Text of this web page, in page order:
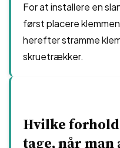
For at installere en
først placere
herefter stramme
skruetrækker.
Hvilke
tage, når